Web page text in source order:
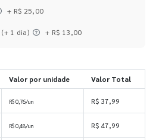
+ R$ 25,00
(+ 1 dia) + R$ 13,00
Valor por unidade Valor Total
R$ 0,76/un R$ 37,99
R$ 0,48/un R$ 47,99